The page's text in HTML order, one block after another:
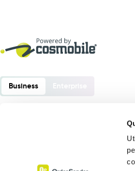
Business
Order Sender è un software sviluppato da: